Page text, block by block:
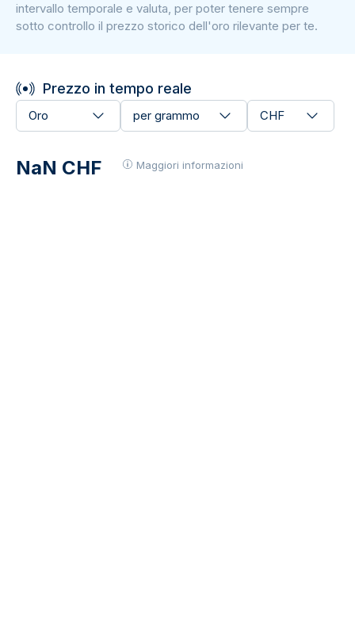
intervallo temporale e valuta, per poter tenere sempre
sotto controllo il prezzo storico dell'oro rilevante per te.
Prezzo in tempo reale
Oro per grammo CHF
NaN CHF Maggiori informazioni